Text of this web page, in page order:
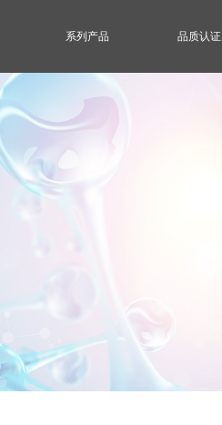
系列产品 品质认证